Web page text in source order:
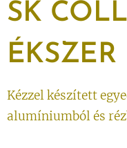
SK
ÉKSZER
Kézzel készített
alumíniumból és